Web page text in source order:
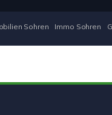
Sohren Immo Sohren